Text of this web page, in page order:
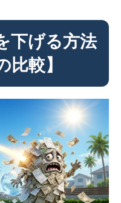
下げる方法
比較】